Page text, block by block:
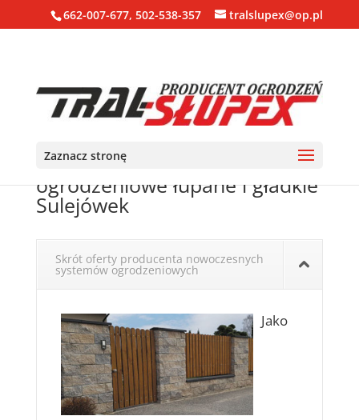
662-007-677, 502-538-357 tralslupex@op.pl
Zaznacz stronę
Ogrodzenia, bloczki, pustaki
ogrodzeniowe łupane i gładkie
Sulejówek
Skrót oferty producenta nowoczesnych
systemów ogrodzeniowych
Jako